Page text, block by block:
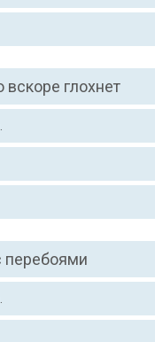
вскоре глохнет
перебоями